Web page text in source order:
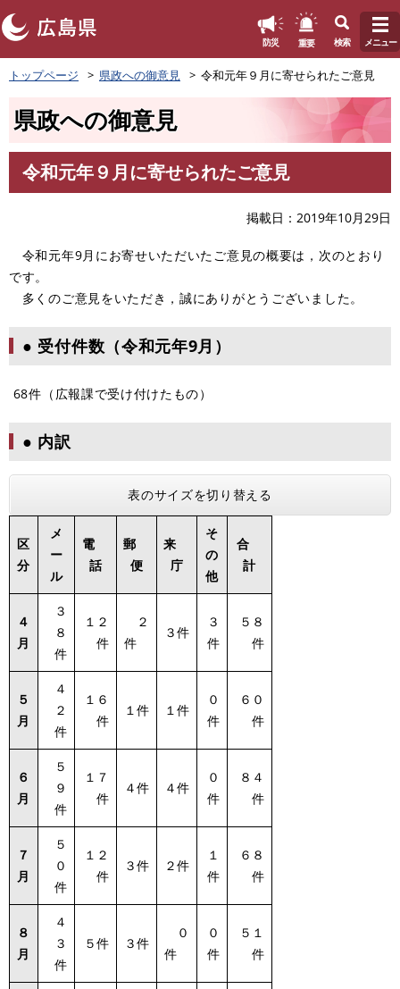
ペ
ー
頭
す
防災 重要 検索 メニュー
トップページ 県政への御意見 令和元年９月に寄せられたご意見
県政への御意見
文
令和元年９月に寄せられたご意見
掲載日 2019年10月29日
令和元年9月にお寄せいただいたご意見の概要は，次のとおり
です。
多くのご意見をいただき，誠にありがとうございました。
● 受付件数（令和元年9月）
68件（広報課で受け付けたもの）
● 内訳
表のサイズを切り替える
区
分
メ
ー
ル
電
話
郵
便
来
庁
そ
の
他
合
計
４
月
３
８
件
１２
件
２
件
３件
３
件
５８
件
５
月
４
２
件
１６
件
１件 １件
０
件
６０
件
６
月
５
９
件
１７
件
４件 ４件
０
件
８４
件
７
月
５
０
件
１２
件
３件 ２件
１
件
６８
件
８
月
４
３
件
５件 ３件
０
件
０
件
５１
件